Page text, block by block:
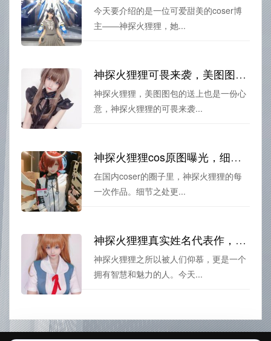
今天要介绍的是一位可爱甜美的coser博
主——神探火狸狸，她...
神探火狸狸可畏来袭，美图图包送上
神探火狸狸，美图图包的送上也是一份心
意，神探火狸狸的可畏来袭...
神探火狸狸cos原图曝光，细节之处更加逼真细腻。
在国内coser的圈子里，神探火狸狸的每
一次作品。细节之处更...
神探火狸狸真实姓名代表作，让你感受到无限的智慧和魅力
神探火狸狸之所以被人们仰慕，更是一个
拥有智慧和魅力的人。今天...